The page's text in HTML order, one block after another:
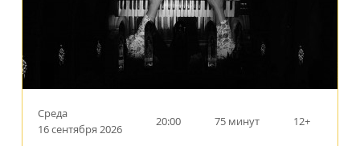
Среда
16 сентября 2026
20:00 75 минут 12+